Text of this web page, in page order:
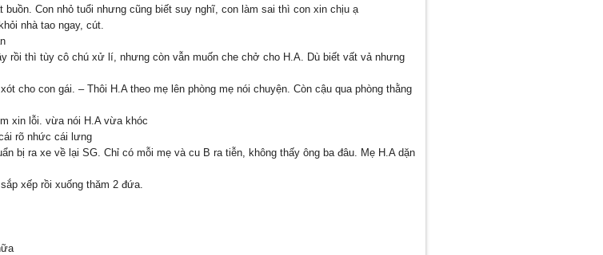
Con nhỏ tuổi nhưng cũng biết suy nghĩ, con làm sai thì con xin chịu ạ
nhà tao ngay, cút.
rồi thì tùy cô chú xử lí, nhưng còn vẫn muốn che chở cho H.A. Dù biết vất vả nhưng
cho con gái. – Thôi H.A theo mẹ lên phòng mẹ nói chuyện. Còn cậu qua phòng thằng
xin lỗi. vừa nói H.A vừa khóc
rõ nhức cái lưng
bị ra xe về lại SG. Chỉ có mỗi mẹ và cu B ra tiễn, không thấy ông ba đâu. Mẹ H.A dặn
xếp rồi xuống thăm 2 đứa.